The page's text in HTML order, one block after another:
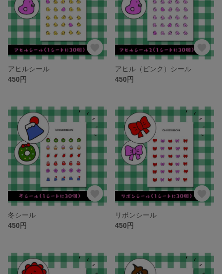
アヒルシール
450円
アヒル（ピンク）シール
450円
冬シール
450円
リボンシール
450円